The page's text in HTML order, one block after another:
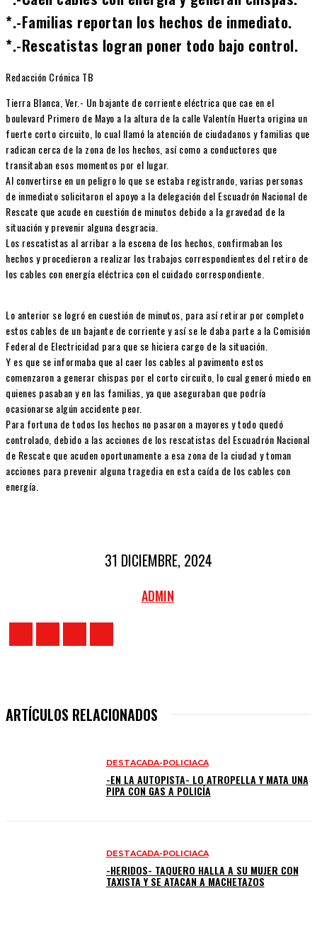
*.-Familias reportan los hechos de inmediato.
*.-Rescatistas logran poner todo bajo control.
Redacción Crónica TB
Tierra Blanca, Ver.- Un bajante de corriente eléctrica que cae en el
boulevard Primero de Mayo a la altura de la calle Valentín Huerta origina un
fuerte corto circuito, lo cual llamó la atención de ciudadanos y familias que
radican cerca de la zona de los hechos, así como a conductores que
transitaban esos momentos por el lugar.
Al convertirse en un peligro lo que se estaba registrando, varias personas
de inmediato solicitaron el apoyo a la delegación del Escuadrón Nacional de
Rescate que acude en cuestión de minutos debido a la gravedad de la
situación y prevenir alguna desgracia.
Los rescatistas al arribar a la escena de los hechos, confirmaban los
hechos y procedieron a realizar los trabajos correspondientes del retiro de
los cables con energía eléctrica con el cuidado correspondiente.
Lo anterior se logró en cuestión de minutos, para así retirar por completo
estos cables de un bajante de corriente y así se le daba parte a la Comisión
Federal de Electricidad para que se hiciera cargo de la situación.
Y es que se informaba que al caer los cables al pavimento estos
comenzaron a generar chispas por el corto circuito, lo cual generó miedo en
quienes pasaban y en las familias, ya que aseguraban que podría
ocasionarse algún accidente peor.
Para fortuna de todos los hechos no pasaron a mayores y todo quedó
controlado, debido a las acciones de los rescatistas del Escuadrón Nacional
de Rescate que acuden oportunamente a esa zona de la ciudad y toman
acciones para prevenir alguna tragedia en esta caída de los cables con
energía.
31 DICIEMBRE, 2024
ADMIN
ARTÍCULOS RELACIONADOS
DESTACADA-POLICIACA
-EN LA AUTOPISTA- LO ATROPELLA Y MATA UNA
PIPA CON GAS A POLICÍA
DESTACADA-POLICIACA
-HERIDOS- TAQUERO HALLA A SU MUJER CON
TAXISTA Y SE ATACAN A MACHETAZOS